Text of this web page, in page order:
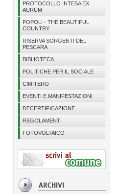
PROTOCOLLO INTESA EX
AURUM
POPOLI - THE BEAUTIFUL
COUNTRY
RISERVA SORGENTI DEL
PESCARA
BIBLIOTECA
POLITICHE PER IL SOCIALE
CIMITERO
EVENTI E MANIFESTAZIONI
DECERTIFICAZIONE
REGOLAMENTI
FOTOVOLTAICO